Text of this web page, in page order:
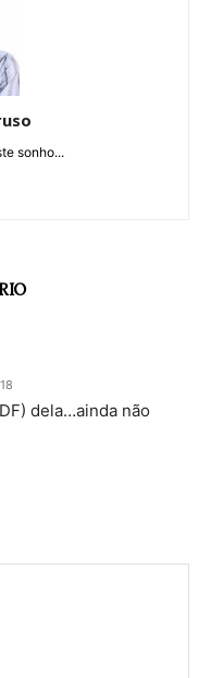
sonho...
dela…ainda não